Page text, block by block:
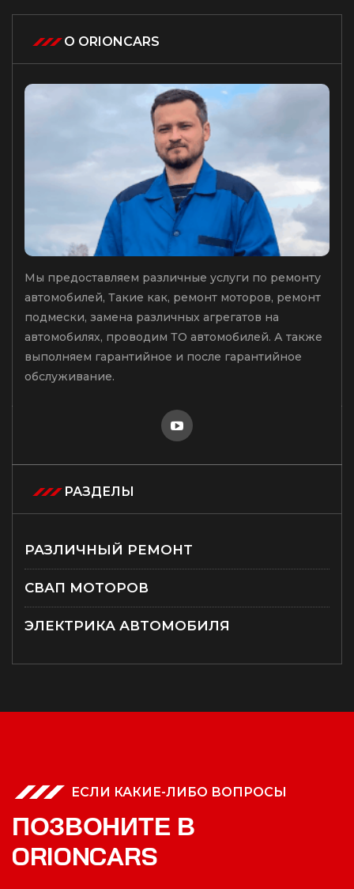
О ORIONCARS
Мы предоставляем различные услуги по ремонту
автомобилей, Такие как, ремонт моторов, ремонт
подмески, замена различных агрегатов на
автомобилях, проводим ТО автомобилей. А также
выполняем гарантийное и после гарантийное
обслуживание.
РАЗДЕЛЫ
РАЗЛИЧНЫЙ РЕМОНТ
СВАП МОТОРОВ
ЭЛЕКТРИКА АВТОМОБИЛЯ
ЕСЛИ КАКИЕ-ЛИБО ВОПРОСЫ
ПОЗВОНИТЕ В
ORIONCARS